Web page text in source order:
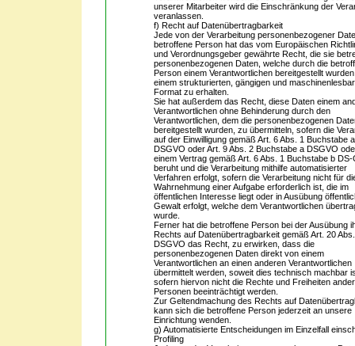
unserer Mitarbeiter wird die Einschränkung der
veranlassen.
f) Recht auf Datenübertragbarkeit
Jede von der Verarbeitung personenbezogener
betroffene Person hat das vom Europäischen
und Verordnungsgeber gewährte Recht, die sie
personenbezogenen Daten, welche durch die
Person einem Verantwortlichen bereitgestellt
einem strukturierten, gängigen und
Format zu erhalten.
Sie hat außerdem das Recht, diese Daten einem
Verantwortlichen ohne Behinderung durch den
Verantwortlichen, dem die personenbezogenen
bereitgestellt wurden, zu übermitteln, sofern die
auf der Einwilligung gemäß Art. 6 Abs. 1 Buchstabe a
DSGVO oder Art. 9 Abs. 2 Buchstabe a DSGVO
einem Vertrag gemäß Art. 6 Abs. 1 Buchstabe b DS-
beruht und die Verarbeitung mithilfe automatisierter
Verfahren erfolgt, sofern die Verarbeitung nicht für
Wahrnehmung einer Aufgabe erforderlich ist, die im
öffentlichen Interesse liegt oder in Ausübung
Gewalt erfolgt, welche dem Verantwortlichen
wurde.
Ferner hat die betroffene Person bei der Ausübung
Rechts auf Datenübertragbarkeit gemäß Art. 20
DSGVO das Recht, zu erwirken, dass die
personenbezogenen Daten direkt von einem
Verantwortlichen an einen anderen Verantwortlichen
übermittelt werden, soweit dies technisch machbar
sofern hiervon nicht die Rechte und Freiheiten
Personen beeinträchtigt werden.
Zur Geltendmachung des Rechts auf
kann sich die betroffene Person jederzeit an unsere
Einrichtung wenden.
g) Automatisierte Entscheidungen im Einzelfall
Profiling